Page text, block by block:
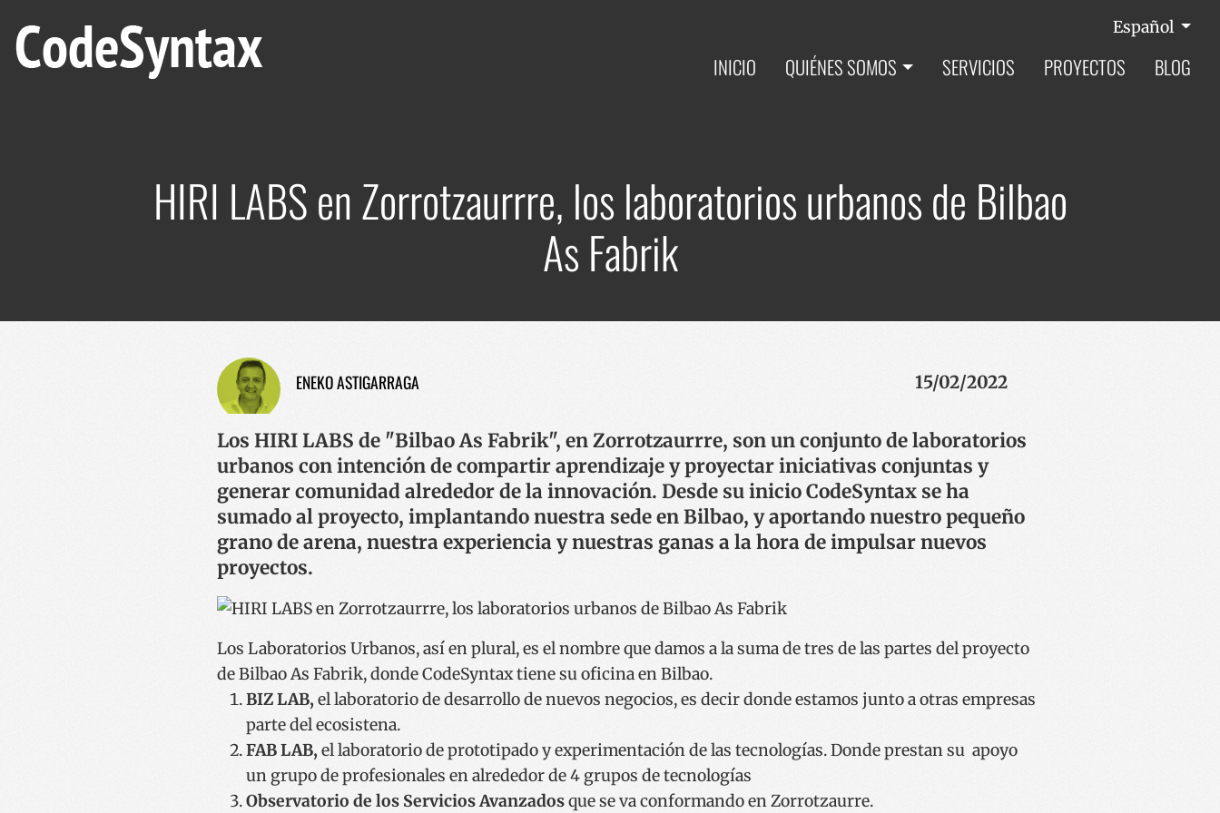
Español
INICIO QUIÉNES SOMOS SERVICIOS PROYECTOS BLOG
HIRI LABS en Zorrotzaurrre, los laboratorios urbanos de Bilbao
As Fabrik
ENEKO ASTIGARRAGA 15/02/2022
Los HIRI LABS de "Bilbao As Fabrik", en Zorrotzaurrre, son un conjunto de laboratorios
urbanos con intención de compartir aprendizaje y proyectar iniciativas conjuntas y
generar comunidad alrededor de la innovación. Desde su inicio CodeSyntax se ha
sumado al proyecto, implantando nuestra sede en Bilbao, y aportando nuestro pequeño
grano de arena, nuestra experiencia y nuestras ganas a la hora de impulsar nuevos
proyectos.
Los Laboratorios Urbanos, así en plural, es el nombre que damos a la suma de tres de las partes del proyecto
de Bilbao As Fabrik, donde CodeSyntax tiene su oficina en Bilbao.
BIZ LAB, el laboratorio de desarrollo de nuevos negocios, es decir donde estamos junto a otras empresas
parte del ecosistena.
FAB LAB, el laboratorio de prototipado y experimentación de las tecnologías. Donde prestan su apoyo
un grupo de profesionales en alrededor de 4 grupos de tecnologías
Observatorio de los Servicios Avanzadosque se va conformando en Zorrotzaurre.